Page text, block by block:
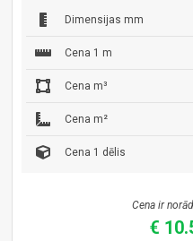
Dimensijas mm
Cena 1 m
Cena m³
Cena m²
Cena 1 dēlis
Cena ir
€